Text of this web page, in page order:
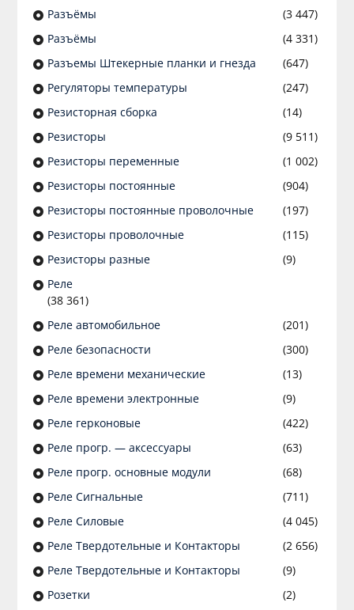
Разъёмы
(3 447)
Разъёмы
(4 331)
Разъемы Штекерные планки и гнезда
(647)
Регуляторы температуры
(247)
Резисторная сборка
(14)
Резисторы
(9 511)
Резисторы переменные
(1 002)
Резисторы постоянные
(904)
Резисторы постоянные проволочные
(197)
Резисторы проволочные
(115)
Резисторы разные
(9)
Реле
(38 361)
Реле автомобильное
(201)
Реле безопасности
(300)
Реле времени механические
(13)
Реле времени электронные
(9)
Реле герконовые
(422)
Реле прогр. — аксессуары
(63)
Реле прогр. основные модули
(68)
Реле Сигнальные
(711)
Реле Силовые
(4 045)
Реле Твердотельные и Контакторы
(2 656)
Реле Твердотельные и Контакторы
(9)
Розетки
(2)